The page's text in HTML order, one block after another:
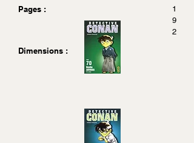
Pages :
1
9
2
Dimensions :